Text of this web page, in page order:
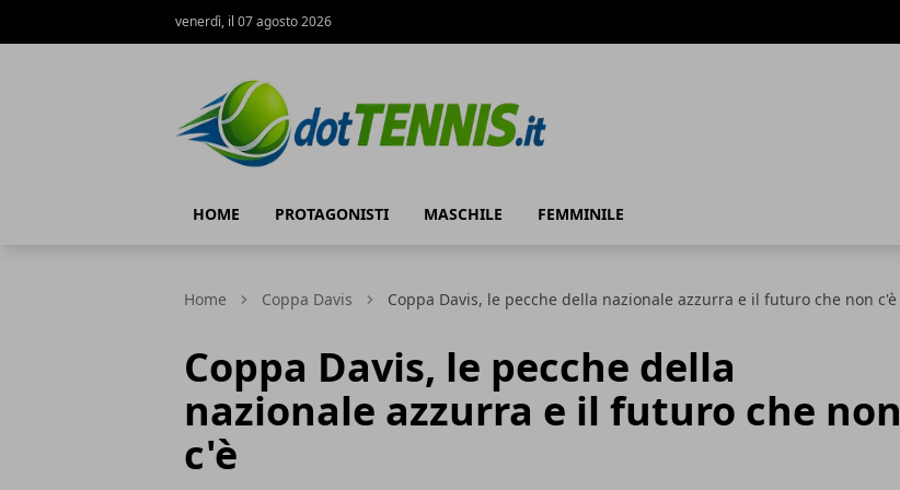
venerdì, il 07 agosto 2026
HOME PROTAGONISTI MASCHILE FEMMINILE
Home Coppa Davis Coppa Davis, le pecche della nazionale azzurra e il futuro che non c'è
Coppa Davis, le pecche della
nazionale azzurra e il futuro che non
c'è